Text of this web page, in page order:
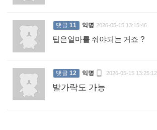
댓글 11 익명 2026-05-15 13:15:46
팁은얼마를 줘야되는 거죠 ?
댓글 12 익명  2026-05-15 13:25:12
발가락도 가능